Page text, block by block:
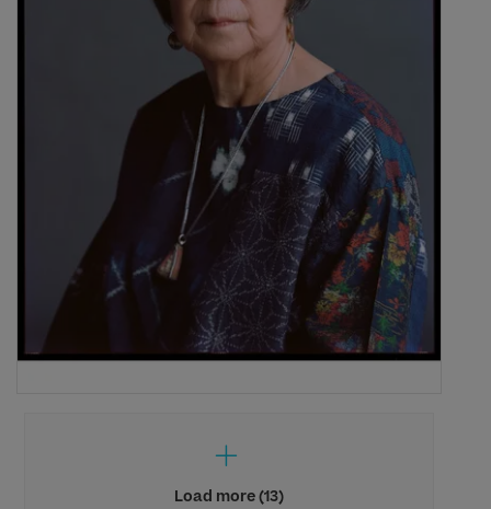
Load more (13)